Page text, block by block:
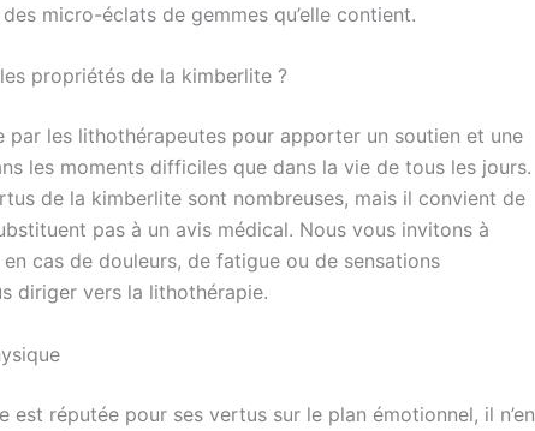
micro-éclats de gemmes qu’elle contient.
propriétés de la kimberlite ?
par les lithothérapeutes pour apporter un soutien et une
les moments difficiles que dans la vie de tous les jours.
de la kimberlite sont nombreuses, mais il convient de
pas à un avis médical. Nous vous invitons à
cas de douleurs, de fatigue ou de sensations
diriger vers la lithothérapie.
est réputée pour ses vertus sur le plan émotionnel, il n’en